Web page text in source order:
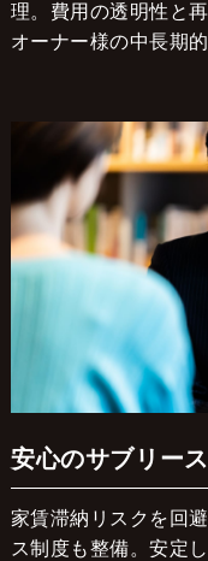
理。費用の透明性と
オーナー様の中長期
安心のサブリー
家賃滞納リスクを回
ス制度も整備。安定